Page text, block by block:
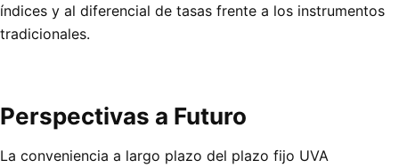
índices y al diferencial de tasas frente a los instrumentos
tradicionales.
Perspectivas a Futuro
La conveniencia a largo plazo del plazo fijo UVA